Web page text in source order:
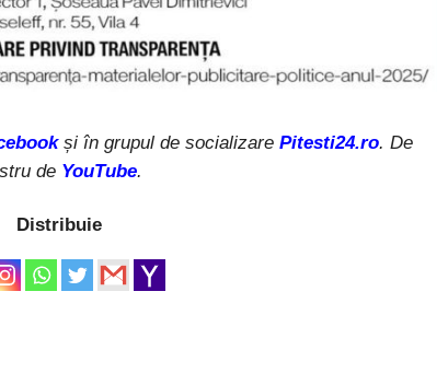
și în grupul de socializare Pitesti24.ro. De
de YouTube.
Distribuie